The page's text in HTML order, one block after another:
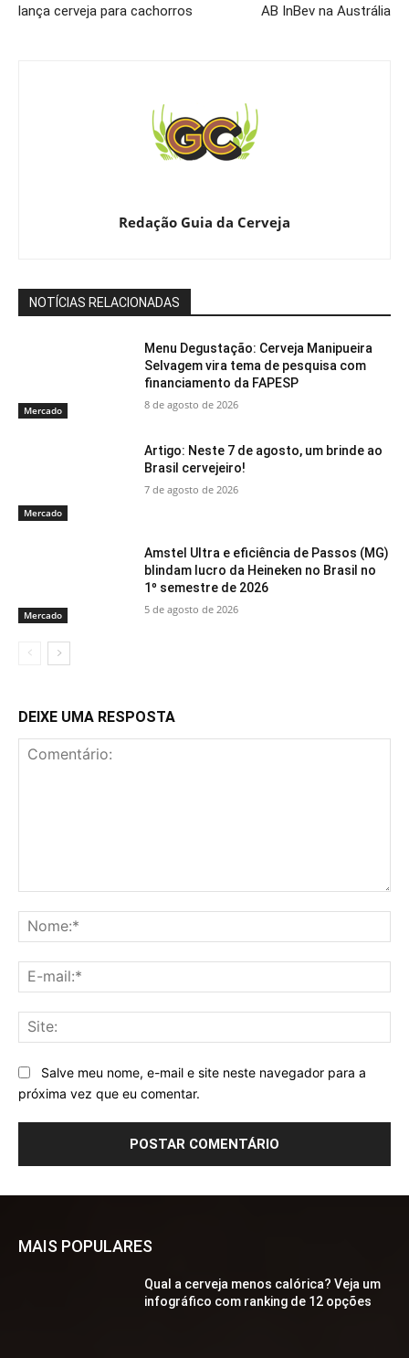
lança cerveja para cachorros
AB InBev na Austrália
Redação Guia da Cerveja
NOTÍCIAS RELACIONADAS
Mercado
Menu Degustação: Cerveja Manipueira
Selvagem vira tema de pesquisa com
financiamento da FAPESP
8 de agosto de 2026
Mercado
Artigo: Neste 7 de agosto, um brinde ao
Brasil cervejeiro!
7 de agosto de 2026
Mercado
Amstel Ultra e eficiência de Passos (MG)
blindam lucro da Heineken no Brasil no
1º semestre de 2026
5 de agosto de 2026
DEIXE UMA RESPOSTA
Salve meu nome, e-mail e site neste navegador para a
próxima vez que eu comentar.
MAIS POPULARES
Qual a cerveja menos calórica? Veja um
infográfico com ranking de 12 opções